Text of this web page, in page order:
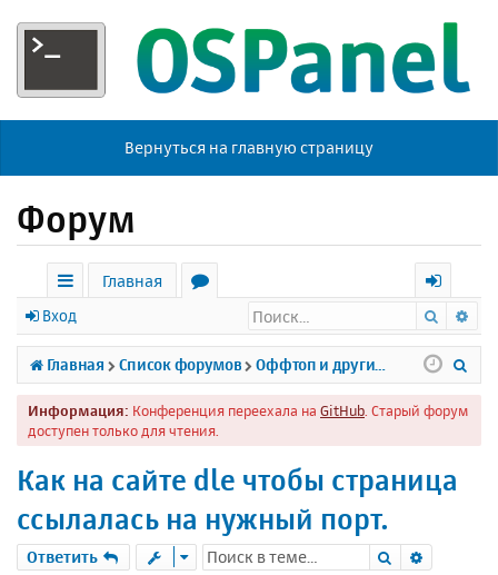
Вернуться на главную страницу
Форум
с
ы
л
к
Главная
р
у
м
х
о
д
Вход Поиск
Главная Список форумов
Информация: Конференция переехала на GitHub . Старый форум
доступен только для чтения.
Как на сайте dle чтобы страница
ссылалась на нужный порт.
Ответить Поиск